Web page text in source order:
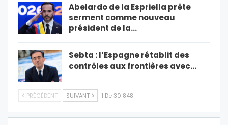
Abelardo de la Espriella prête
serment comme nouveau
président de la…
Sebta : l’Espagne rétablit des
contrôles aux frontières avec…
PRÉCÉDENT SUIVANT 1 De 30 848